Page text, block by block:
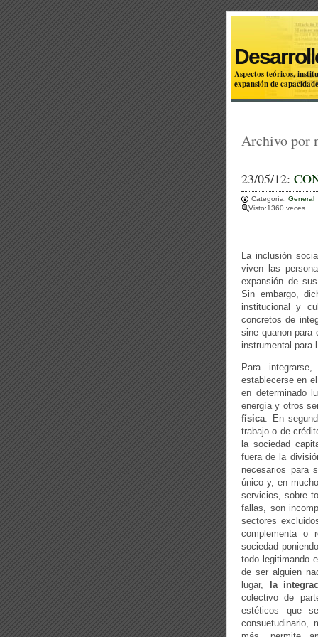
Aspectos teóricos,
expansión de
Archivo por
23/05/12:
Categoría: General
Visto:1360 veces
La inclusión
viven las
expansión de
Sin embargo,
institucional y
concretos de
sine quanon para
instrumental para
Para
establecerse en
en determinado
energía y otros
física. En
trabajo o de
la sociedad
fuera de la
necesarios para
único y, en
servicios, sobre
fallas, son
sectores
complementa o
sociedad
todo legitimando
de ser alguien
lugar,
la
colectivo de
estéticos que
consuetudinario,